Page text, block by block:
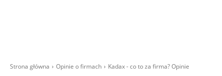
Strona główna Opinie o firmach Kadax - co to za firma? Opinie